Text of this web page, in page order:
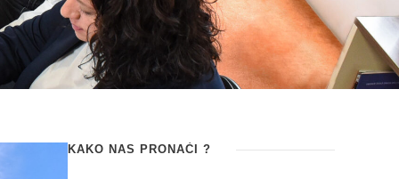
KAKO NAS PRONAĆI ?